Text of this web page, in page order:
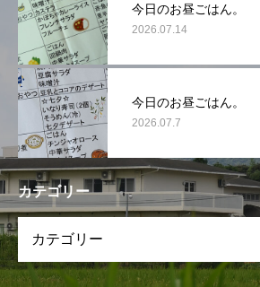
今日のお昼ごはん。
2026.07.14
今日のお昼ごはん。
2026.07.7
カテゴリー